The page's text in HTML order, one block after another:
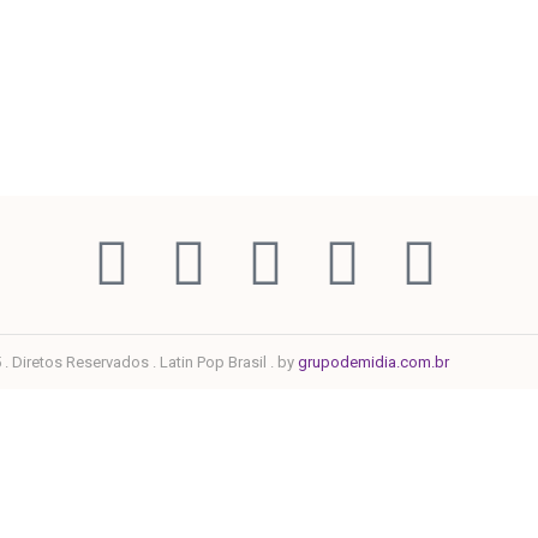
. Diretos Reservados . Latin Pop Brasil . by grupodemidia.com.br